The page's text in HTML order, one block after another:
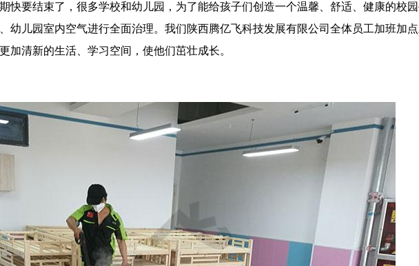
快要结束了，很多学校和幼儿园，为了能给孩子们创造一个温馨、舒适、健康的校
幼儿园室内空气进行全面治理。我们陕西腾亿飞科技发展有限公司全体员工加班加
加清新的生活、学习空间，使他们茁壮成长。